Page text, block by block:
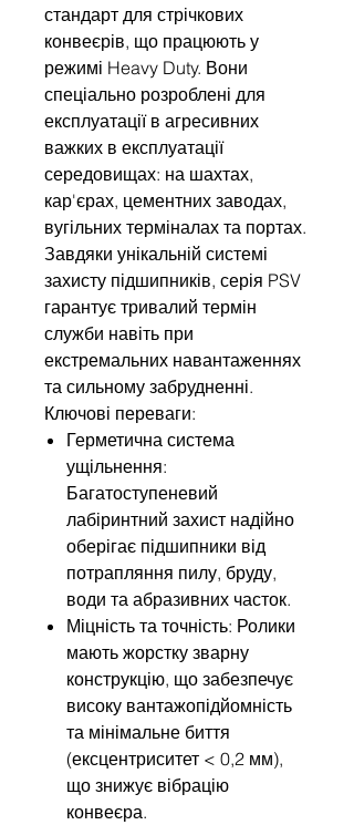
стандарт для стрічкових
конвеєрів, що працюють у
режимі Heavy Duty. Вони
спеціально розроблені для
експлуатації в агресивних
важких в експлуатації
середовищах: на шахтах,
кар'єрах, цементних заводах,
вугільних терміналах та портах.
Завдяки унікальній системі
захисту підшипників, серія PSV
гарантує тривалий термін
служби навіть при
екстремальних навантаженнях
та сильному забрудненні.
Ключові переваги:
Герметична система
ущільнення:
Багатоступеневий
лабіринтний захист надійно
оберігає підшипники від
потрапляння пилу, бруду,
води та абразивних часток.
Міцність та точність: Ролики
мають жорстку зварну
конструкцію, що забезпечує
високу вантажопідйомність
та мінімальне биття
(ексцентриситет < 0,2 мм),
що знижує вібрацію
конвеєра.